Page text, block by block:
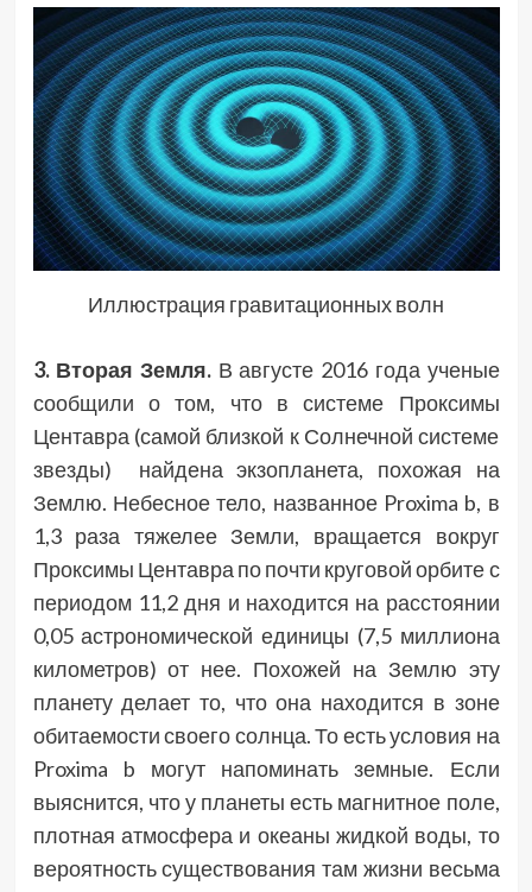
Иллюстрация гравитационных волн
3. Вторая Земля.В августе 2016 года ученые
сообщили о том, что в системе Проксимы
Центавра (самой близкой к Солнечной системе
звезды) найдена экзопланета, похожая на
Землю. Небесное тело, названное Proxima b, в
1,3 раза тяжелее Земли, вращается вокруг
Проксимы Центавра по почти круговой орбите с
периодом 11,2 дня и находится на расстоянии
0,05 астрономической единицы (7,5 миллиона
километров) от нее. Похожей на Землю эту
планету делает то, что она находится в зоне
обитаемости своего солнца. То есть условия на
Proxima b могут напоминать земные. Если
выяснится, что у планеты есть магнитное поле,
плотная атмосфера и океаны жидкой воды, то
вероятность существования там жизни весьма